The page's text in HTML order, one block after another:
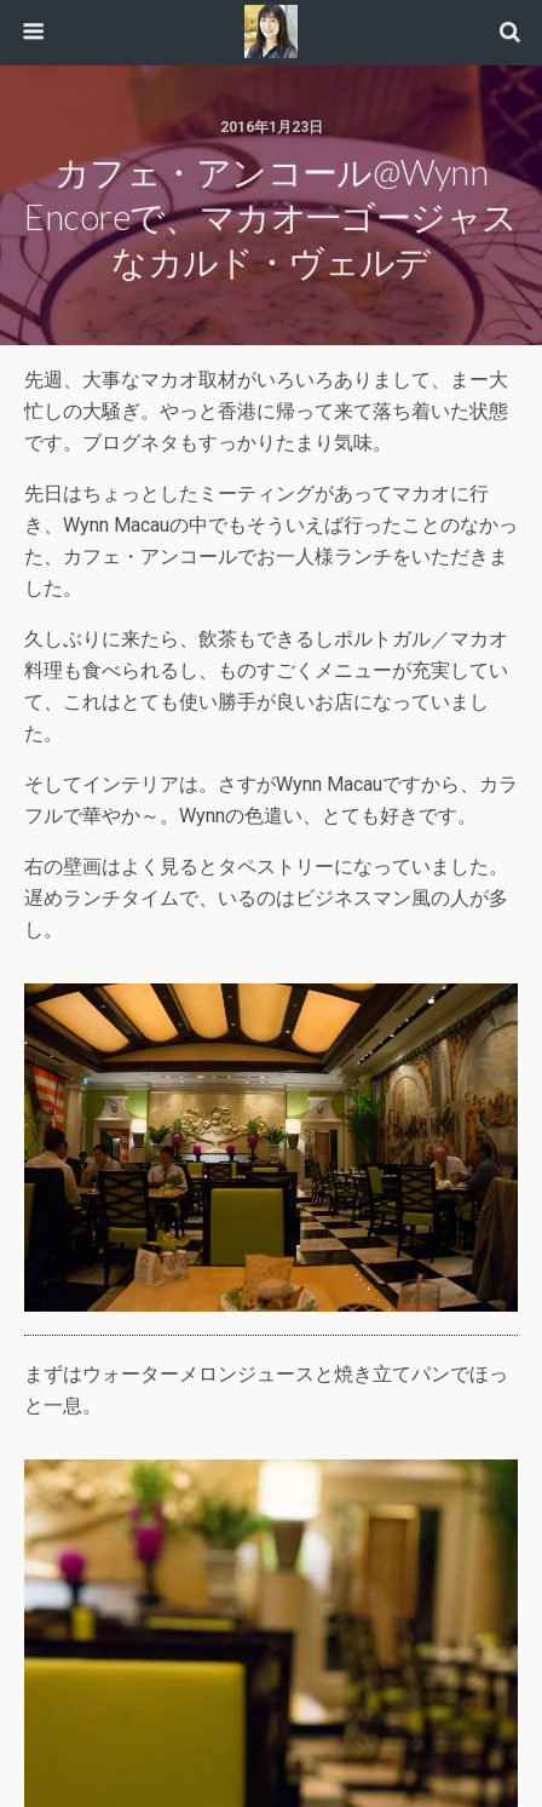
2016年1月23日
カフェ・アンコール@Wynn
Encoreで、マカオ一ゴージャス
なカルド・ヴェルデ
先週、大事なマカオ取材がいろいろありまして、まー大
忙しの大騒ぎ。やっと香港に帰って来て落ち着いた状態
です。ブログネタもすっかりたまり気味。
先日はちょっとしたミーティングがあってマカオに行
き、Wynn Macauの中でもそういえば行ったことのなかっ
た、カフェ・アンコールでお一人様ランチをいただきま
した。
久しぶりに来たら、飲茶もできるしポルトガル／マカオ
料理も食べられるし、ものすごくメニューが充実してい
て、これはとても使い勝手が良いお店になっていまし
た。
そしてインテリアは。さすがWynn Macauですから、カラ
フルで華やか～。Wynnの色遣い、とても好きです。
右の壁画はよく見るとタペストリーになっていました。
遅めランチタイムで、いるのはビジネスマン風の人が多
し。
まずはウォーターメロンジュースと焼き立てパンでほっ
と一息。